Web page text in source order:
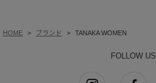
HOME ブランド TANAKA WOMEN
FOLLOW US